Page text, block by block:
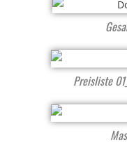
Preisliste